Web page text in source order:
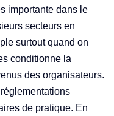
importante dans le
secteurs en
surtout quand on
conditionne la
des organisateurs.
de pratique. En